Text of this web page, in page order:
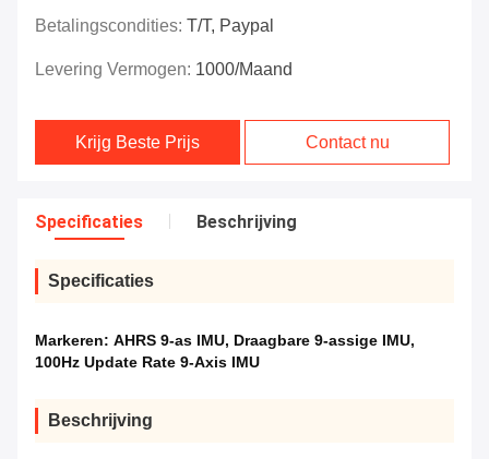
Betalingscondities: T/T, Paypal
Levering Vermogen: 1000/maand
Krijg Beste Prijs Contact nu
Specificaties Beschrijving
Specificaties
Markeren: AHRS 9-as IMU, Draagbare 9-assige IMU,
100Hz Update Rate 9-Axis IMU
Beschrijving